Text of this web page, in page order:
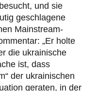
und sie
geschlagene
Mainstream-
„Er holte
die ukrainische
ist, dass
der ukrainischen
geraten, in der